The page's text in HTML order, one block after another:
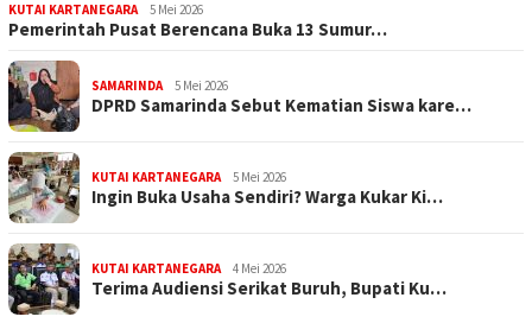
KUTAI KARTANEGARA 5 Mei 2026
Pemerintah Pusat Berencana Buka 13 Sumur…
SAMARINDA 5 Mei 2026
DPRD Samarinda Sebut Kematian Siswa kare…
KUTAI KARTANEGARA 5 Mei 2026
Ingin Buka Usaha Sendiri? Warga Kukar Ki…
KUTAI KARTANEGARA 4 Mei 2026
Terima Audiensi Serikat Buruh, Bupati Ku…